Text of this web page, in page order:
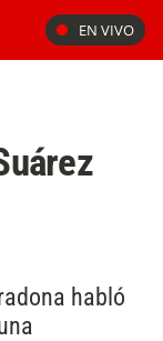
EN VIVO
habló